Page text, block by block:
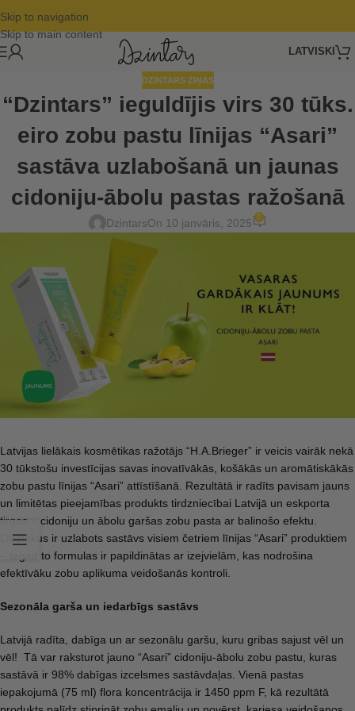
Skip to navigation
Skip to main content
LATVISKI
DZINTARS ZIŅAS
“Dzintars” ieguldījis virs 30 tūks.
eiro zobu pastu līnijas “Asari”
sastāva uzlabošanā un jaunas
cidoniju-ābolu pastas ražošanā
DzintarsOn 10 janvāris, 2025 0
Latvijas lielākais kosmētikas ražotājs “H.A.Brieger” ir veicis vairāk nekā
30 tūkstošu investīcijas savas inovatīvākās, košākās un aromātiskākās
zobu pastu līnijas “Asari” attīstīšanā. Rezultātā ir radīts pavisam jauns
un limitētas pieejamības produkts tirdzniecībai Latvijā un eskporta
tirgos – cidoniju un ābolu garšas zobu pasta ar balinošo efektu.
Līdztekus ir uzlabots sastāvs visiem četriem līnijas “Asari” produktiem
– tagad to formulas ir papildinātas ar izejvielām, kas nodrošina
efektīvāku zobu aplikuma veidošanās kontroli.
Sezonāla garša un iedarbīgs sastāvs
Latvijā radīta, dabīga un ar sezonālu garšu, kuru gribas sajust vēl un
vēl! Tā var raksturot jauno “Asari” cidoniju-ābolu zobu pastu, kuras
sastāvā ir 98% dabīgas izcelsmes sastāvdaļas. Vienā pastas
iepakojumā (75 ml) flora koncentrācija ir 1450 ppm F, kā rezultātā